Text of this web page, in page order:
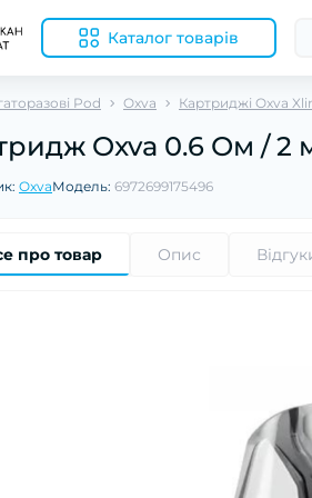
Каталог товарів
Pod Oxva Картриджі Oxva
Oxva 0.6 Ом / 2
OxvaМодель: 6972699175496
про товар Опис